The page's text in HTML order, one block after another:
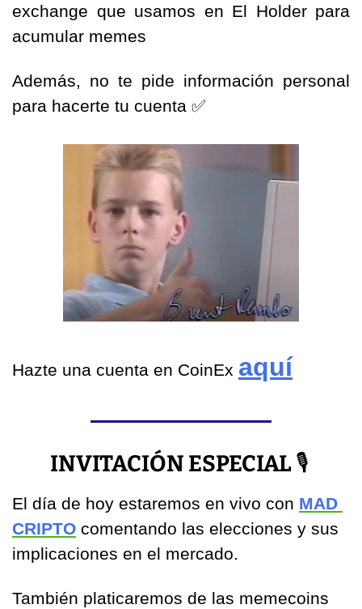
exchange que usamos en El Holder para
acumular memes
Además, no te pide información personal
para hacerte tu cuenta ✅
Hazte una cuenta en CoinEx aquí
INVITACIÓN ESPECIAL 🎙
El día de hoy estaremos en vivo con MAD
CRIPTO comentando las elecciones y sus
implicaciones en el mercado.
También platicaremos de las memecoins